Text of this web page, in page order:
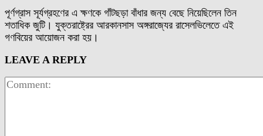
পূর্ণগ্রাস সূর্যগ্রহণের এ ক্ষণকে গাঁটছড়া বাঁধার জন্য বেছে নিয়েছিলেন তিন
শতাধিক জুটি। যুক্তরাষ্ট্রের আরকানসাস অঙ্গরাজ্যের রাসেলভিলেতে এই
গণবিয়ের আয়োজন করা হয়।
LEAVE A REPLY